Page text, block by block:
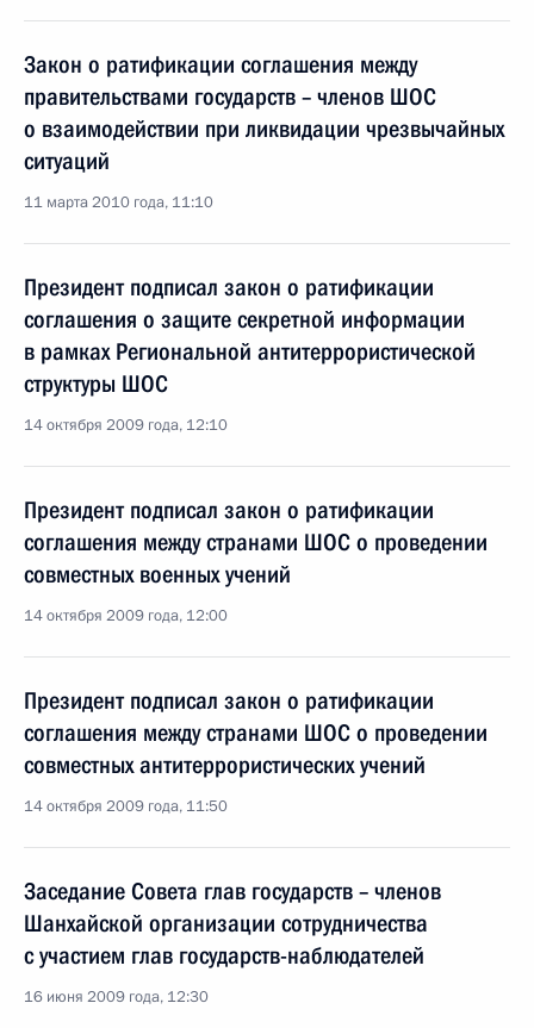
Закон о ратификации соглашения между
правительствами государств – членов ШОС
о взаимодействии при ликвидации чрезвычайных
ситуаций
11 марта 2010 года, 11:10
Президент подписал закон о ратификации
соглашения о защите секретной информации
в рамках Региональной антитеррористической
структуры ШОС
14 октября 2009 года, 12:10
Президент подписал закон о ратификации
соглашения между странами ШОС о проведении
совместных военных учений
14 октября 2009 года, 12:00
Президент подписал закон о ратификации
соглашения между странами ШОС о проведении
совместных антитеррористических учений
14 октября 2009 года, 11:50
Заседание Совета глав государств – членов
Шанхайской организации сотрудничества
с участием глав государств-наблюдателей
16 июня 2009 года, 12:30